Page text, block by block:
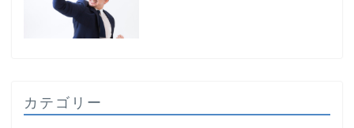
カテゴリー